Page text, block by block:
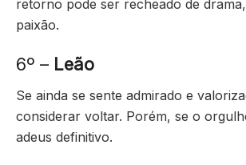
retorno pode ser recheado de
paixão.
6º – Leão
Se ainda se sente admirado e
considerar voltar. Porém, se o
adeus definitivo.